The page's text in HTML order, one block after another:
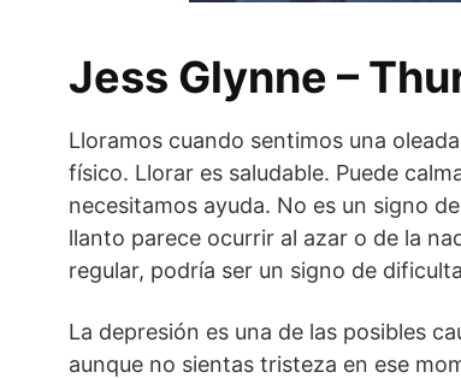
Jess Glynne –
Lloramos cuando sentimos una
físico. Llorar es saludable. Puede
necesitamos ayuda. No es un signo
llanto parece ocurrir al azar o de la
regular, podría ser un signo de
La depresión es una de las posibles
aunque no sientas tristeza en ese